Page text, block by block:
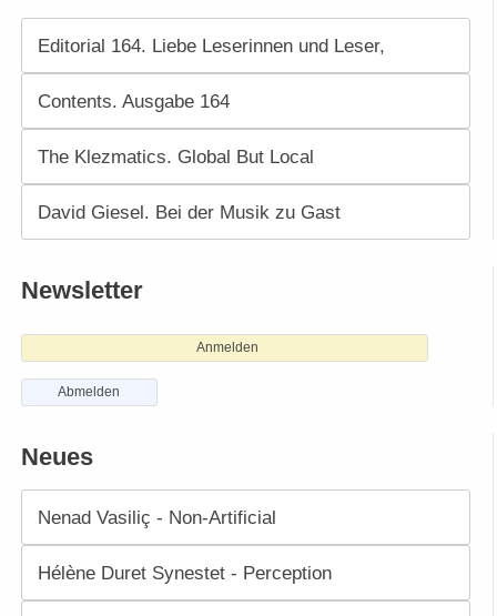
Editorial 164. Liebe Leserinnen und Leser,
Contents. Ausgabe 164
The Klezmatics. Global But Local
David Giesel. Bei der Musik zu Gast
Newsletter
Anmelden
Abmelden
Neues
Nenad Vasiliç - Non-Artificial
Hélène Duret Synestet - Perception